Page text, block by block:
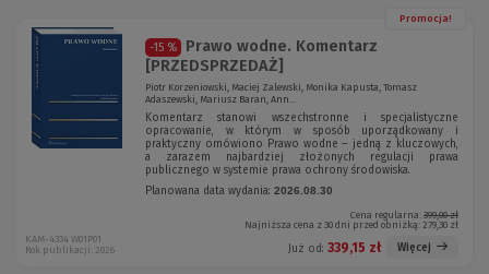
Promocja!
-15 %
Prawo wodne. Komentarz
[PRZEDSPRZEDAŻ]
Piotr Korzeniowski, Maciej Zalewski, Monika Kapusta, Tomasz
Adaszewski, Mariusz Baran, Ann...
Komentarz stanowi wszechstronne i specjalistyczne
opracowanie, w którym w sposób uporządkowany i
praktyczny omówiono Prawo wodne ‒ jedną z kluczowych,
a zarazem najbardziej złożonych regulacji prawa
publicznego w systemie prawa ochrony środowiska.
Planowana data wydania: 2026.08.30
Cena regularna: 399,00 zł
Najniższa cena z 30 dni przed obniżką: 279,30 zł
Już od: 339,15 zł Więcej
KAM-4334 W01P01
Rok publikacji: 2026